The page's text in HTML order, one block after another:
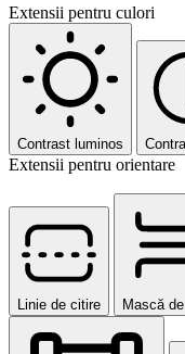
Extensii pentru culori
Contrast luminos
Extensii pentru orientare
Linie de citire Mască